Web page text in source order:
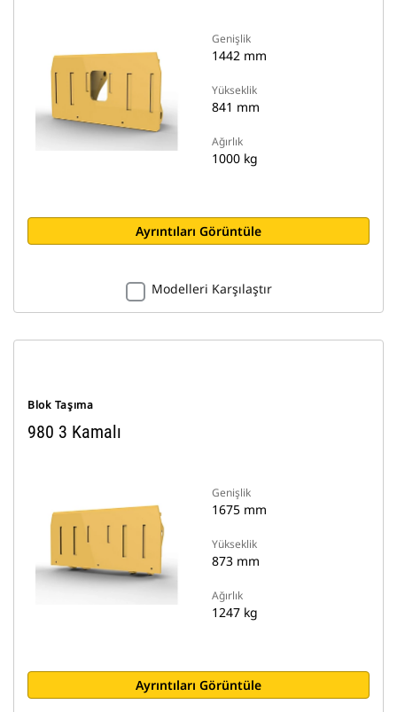
Genişlik
1442 mm
Yükseklik
841 mm
Ağırlık
1000 kg
Ayrıntıları Görüntüle
Modelleri Karşılaştır
Blok Taşıma
980 3 Kamalı
Genişlik
1675 mm
Yükseklik
873 mm
Ağırlık
1247 kg
Ayrıntıları Görüntüle